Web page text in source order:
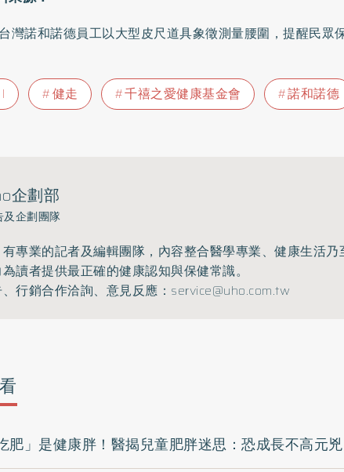
灣諾和諾德員工以大型皮尺道具象徵測量腰圍，提醒民眾
健走 千禧之愛健康基金會 諾和諾德
企劃部
及企劃團隊
專業的記者及編輯團隊，內容整合醫學專業、健康生活
讀者提供最正確的健康認知與保健常識。
行銷合作洽詢、意見反應： service@uho.com.tw
肥」是健康胖！醫揭兒童肥胖迷思：恐成長不高元兇